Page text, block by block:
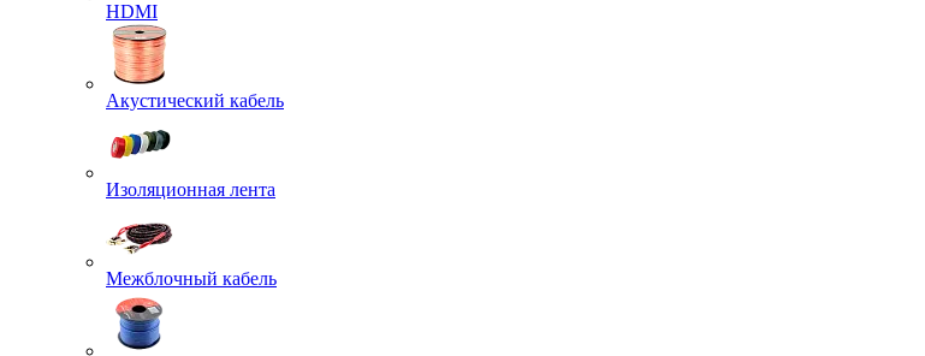
HDMI
Акустический кабель
Изоляционная лента
Межблочный кабель